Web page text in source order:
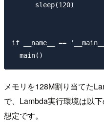
      sleep(120)
if __name__ ==
メモリを128M割り当てた
で、Lambda実行環境は以
想定です。